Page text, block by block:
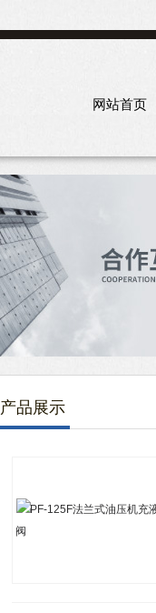
网站首页
产品展示